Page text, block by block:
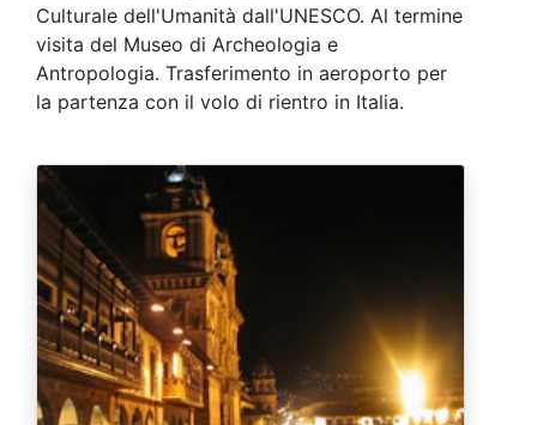
Culturale dell'Umanità dall'UNESCO. Al termine
visita del Museo di Archeologia e
Antropologia. Trasferimento in aeroporto per
la partenza con il volo di rientro in Italia.